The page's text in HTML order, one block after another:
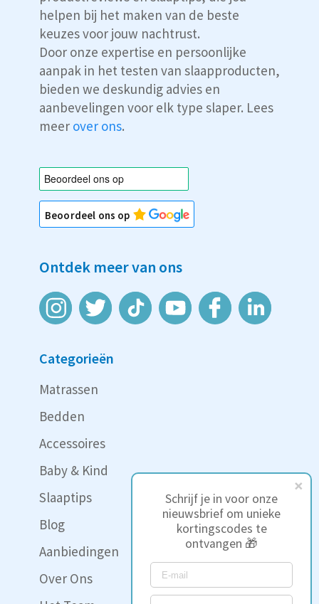
Schrijf je in voor onze
nieuwsbrief om unieke
kortingscodes te
ontvangen 🎁
helpen bij het maken van de beste
keuzes voor jouw nachtrust.
Door onze expertise en persoonlijke
aanpak in het testen van slaapproducten,
bieden we deskundig advies en
aanbevelingen voor elk type slaper. Lees
meer over ons.
Beoordeel ons op
Ontdek meer van ons
Categorieën
Matrassen
Bedden
Accessoires
Baby & Kind
Slaaptips
Blog
Aanbiedingen
Over Ons